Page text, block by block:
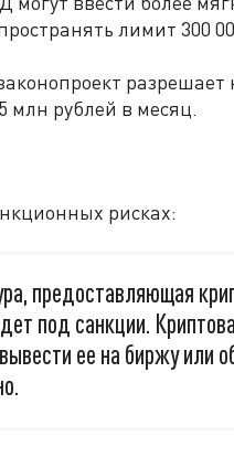
лимит 300
разрешает
млн рублей в месяц.
рисках:
предоставляющая
под санкции.
ее на биржу или